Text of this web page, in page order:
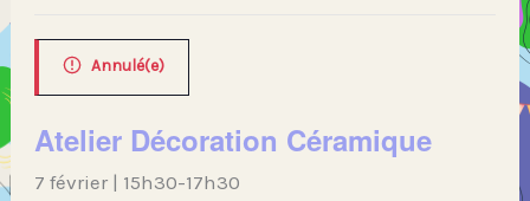
Annulé(e)
Atelier Décoration Céramique
7 février | 15h30-17h30